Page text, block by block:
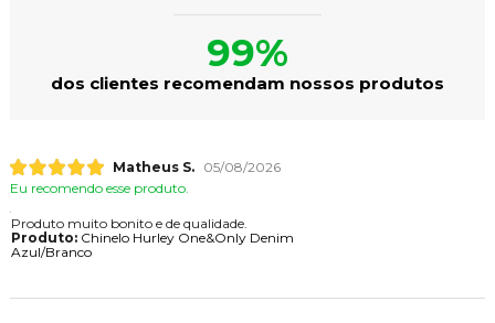
99%
dos clientes recomendam nossos produtos
Matheus S.
05/08/2026
Eu recomendo esse produto.
Produto muito bonito e de qualidade.
Produto:Chinelo Hurley One&Only Denim
Azul/Branco